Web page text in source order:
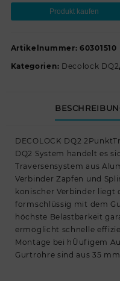
Produkt kaufen
Artikelnummer: 60301510
Kategorien: Decolock DQ2,
DECOLOCK DQ2
DQ2 System handelt es
Traversensystem aus
Verbinder Zapfen und
konischer Verbinder liegt
formschlüssig mit dem
höchste Belastbarkeit
ermöglicht schnelle
Montage bei hÜufigem
Gurtrohre sind aus 35